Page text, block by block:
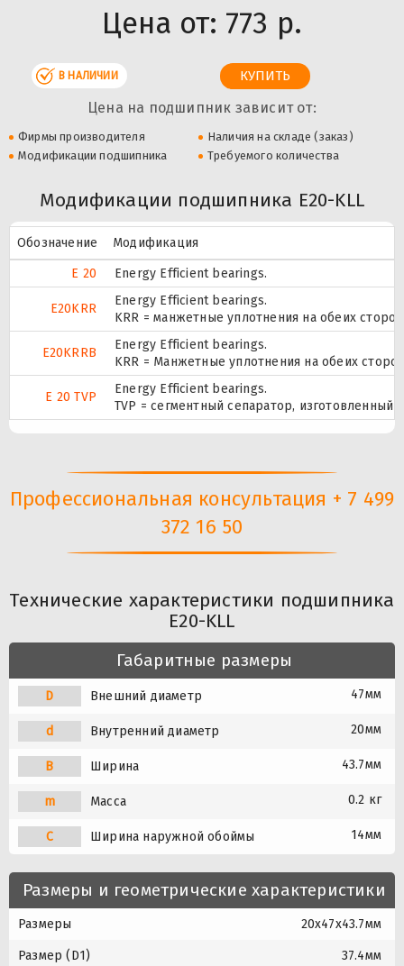
Цена от: 773 р.
В НАЛИЧИИ
Цена на подшипник зависит от:
Фирмы производителя
Наличия на складе (заказ)
Модификации подшипника
Требуемого количества
Модификации подшипника E20-KLL
Обозначение
Модификация
E 20
Energy Efficient bearings.
E20KRR
Energy Efficient bearings.
KRR = манжетные уплотнения на обеих
E20KRRB
Energy Efficient bearings.
KRR = Манжетные уплотнения на обеих
E 20 TVP
Energy Efficient bearings.
TVP = сегментный сепаратор,
Профессиональная консультация + 7 499
372 16 50
Технические характеристики подшипника
E20-KLL
Габаритные размеры
D Внешний диаметр 47мм
d Внутренний диаметр 20мм
B Ширина 43.7мм
m Масса 0.2 кг
C Ширина наружной обоймы 14мм
Размеры и геометрические характеристики
Размеры 20x47x43.7мм
Размер (D1) 37.4мм